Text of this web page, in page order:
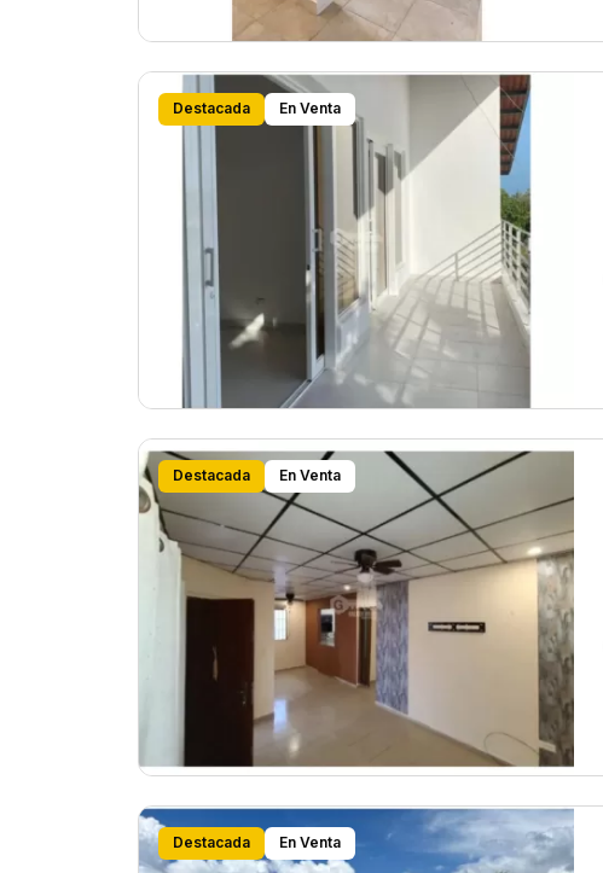
Destacada En Venta
Destacada En Venta
Destacada En Venta